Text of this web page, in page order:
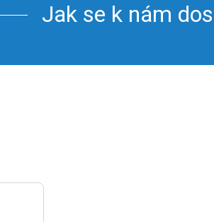
Jak se k nám